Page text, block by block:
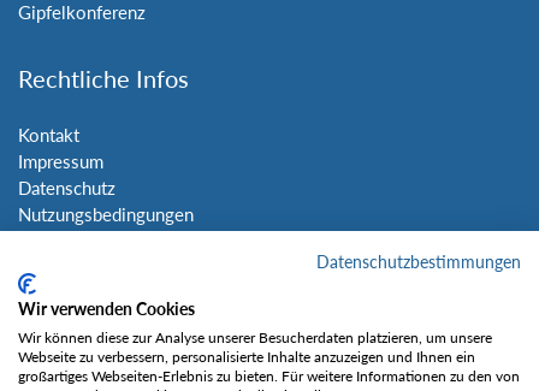
Gipfelkonferenz
Rechtliche Infos
Kontakt
Impressum
Datenschutz
Nutzungsbedingungen
Social Media
Datenschutzbestimmungen
Wir verwenden Cookies
Wir können diese zur Analyse unserer Besucherdaten platzieren, um unsere
Webseite zu verbessern, personalisierte Inhalte anzuzeigen und Ihnen ein
großartiges Webseiten-Erlebnis zu bieten. Für weitere Informationen zu den von